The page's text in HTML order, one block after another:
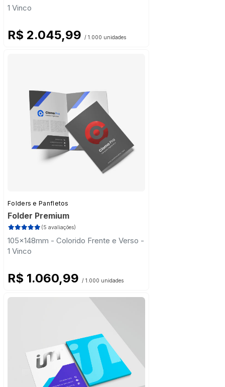
1 Vinco
R$ 2.045,99 / 1.000 unidades
Folders e Panfletos
Folder Premium
(5 avaliações)
105x148mm - Colorido Frente e Verso -
1 Vinco
R$ 1.060,99 / 1.000 unidades